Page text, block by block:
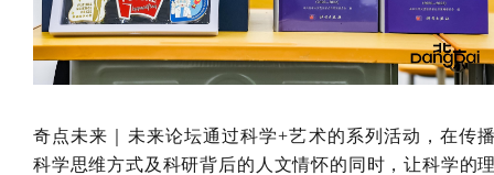
奇点未来｜未来论坛通过科学+艺术的系列活动，在传
科学思维方式及科研背后的人文情怀的同时，让科学的